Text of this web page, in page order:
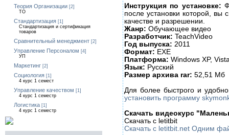
Теория Организации [2]
ТО
Стандартизация [1]
Стандартизация и сертификация
товаров
Сравнительный менеджмент [2]
Управление Персоналом [4]
УП
Маркетинг [2]
Социология [1]
4 курс 1 семест
Управление качеством [1]
4 курс 1 семестр
Логистика [1]
4 курс 1 семестр
Инструкция по установке:
после установки которой, вы
качестве и разрешении.
Жанр: Обучающее видео
Разработчик: TeachVideo
Год выпуска: 2011
Формат: EXE
Платформа: Windows XP,
Язык: Русский
Размер архива rar: 52,51 Мб
Для более быстрого и
установить программу
Скачать видеокурс
Скачать с letitbit
Скачать с letitbit.net Одним